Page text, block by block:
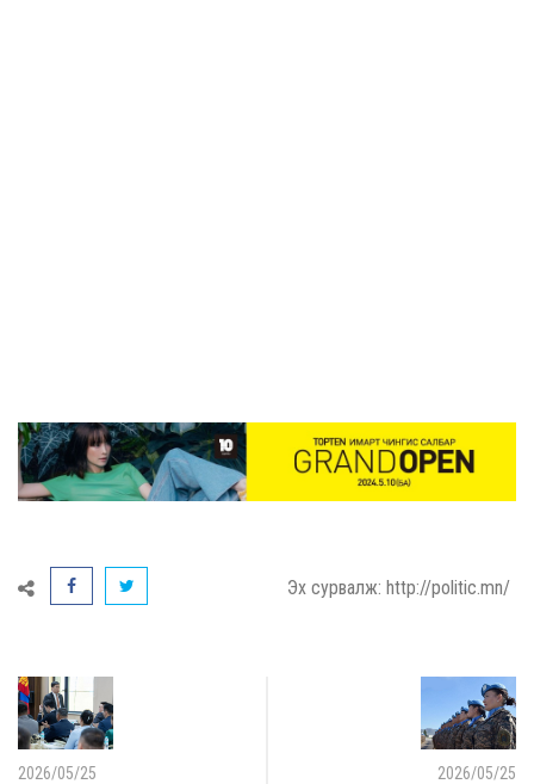
Эх сурвалж: http://politic.mn/
2026/05/25
2026/05/25